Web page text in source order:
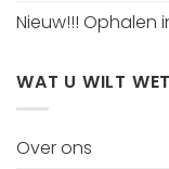
Nieuw!!! Ophalen
WAT U WILT
Over ons